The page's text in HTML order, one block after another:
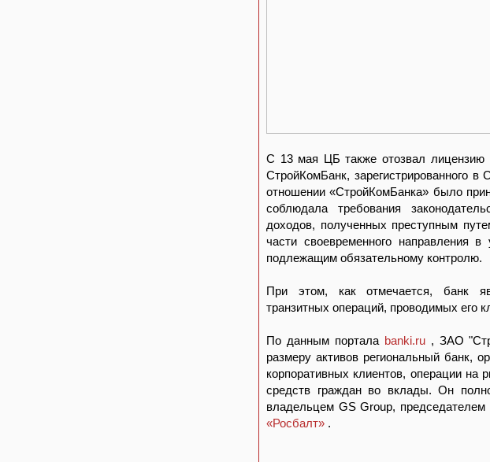
С 13 мая ЦБ также отозвал лицензию
СтройКомБанк, зарегистрированного в
отношении «СтройКомБанка» было
соблюдала требования
доходов, полученных преступным
части своевременного направления
подлежащим обязательному контролю.
При этом, как отмечается, банк
транзитных операций, проводимых его
По данным портала banki.ru , ЗАО
размеру активов региональный банк,
корпоративных клиентов, операции на
средств граждан во вклады. Он
владельцем GS Group, председателем
«Росбалт» .